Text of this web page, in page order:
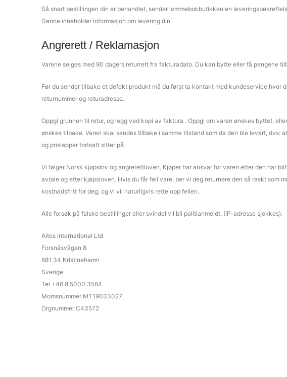
Så snart bestillingen din er behandlet, sender lommebokbutikken en
Denne inneholder informasjon om levering din.
Angrerett / Reklamasjon
Varene selges med 90 dagers returrett fra fakturadato. Du kan bytte eller få pengene
Før du sender tilbake et defekt produkt må du først ta kontakt med kundeservice hvor
returnummer og returadresse.
Oppgi grunnen til retur, og legg ved kopi av faktura . Oppgi om varen ønskes byttet,
ønskes tilbake. Varen skal sendes tilbake i samme tilstand som da den ble levert, dvs:
og prislapper fortsatt sitter på.
Vi følger Norsk kjøpslov og angrerettloven. Kjøper har ansvar for varen etter den har
avtale og etter kjøpsloven. Hvis du får feil vare, ber vi deg returnere den så raskt som
kostnadsfritt for deg, og vi vil naturligvis rette opp feilen.
Alle forsøk på falske bestillinger eller svindel vil bli politianmeldt. (IP-adresse sjekkes).
Aitos International Ltd
Forsnäsvägen 8
681 34 Kristinehamn
Sverige
Tel +46 8 5000 3564
Momsnummer MT19033027
Orgnummer C43572